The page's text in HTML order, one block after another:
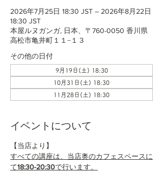
2026年7月25日 18:30 JST – 2026年8月22日
18:30 JST
本屋ルヌガンガ, 日本、〒760-0050 香川県
高松市亀井町１１−１３
その他の日付
9月19日(土) 18:30
10月31日(土) 18:30
11月28日(土) 18:30
イベントについて
【当店より】
すべての講座は、当店奥のカフェスペースに
て18:30-20:30で行います。